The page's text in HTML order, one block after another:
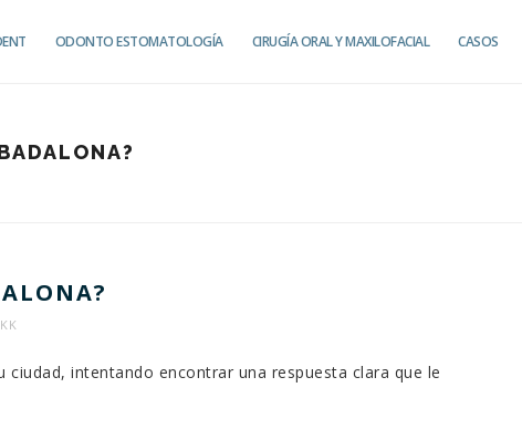
ODONTO ESTOMATOLOGÍA CIRUGÍA ORAL Y MAXILOFACIAL CASOS
ciudad, intentando encontrar una respuesta clara que le